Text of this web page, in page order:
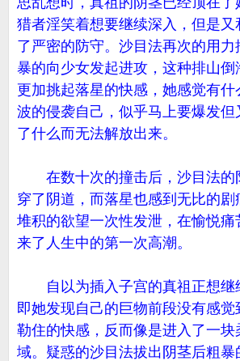
猎者淫笑着想要继续深入，但是又
了严密的防守。沙目法再次的用力
暴的向少女发起进攻，这种排山倒
更加挑起落星的快感，她感觉有什
波的侵袭自己，似乎马上要爆发
了什么而无法解放出来。
在数十次的撞击后，沙目法的
穿了阴道，而落星也感到无比的
堆积的欲望一次性发泄，在愉悦痛
来了人生中的第一次高潮。
自以为插入子宫的真祖正想继
即她发现自己的巨物前段没有感觉
勒住的快感，反而像是进入了一块
域。疑惑的沙目法拔出阴茎后粗暴